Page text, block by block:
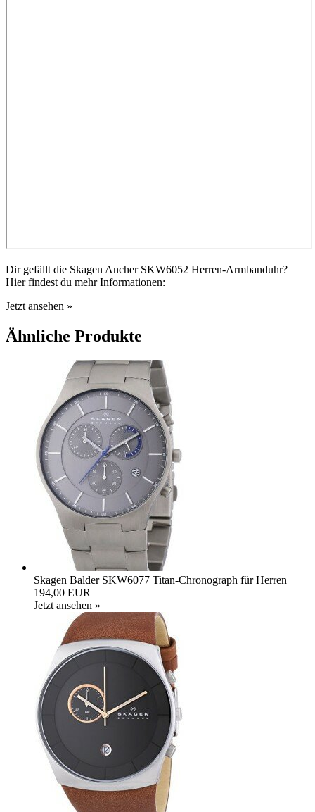
Dir gefällt die Skagen Ancher SKW6052 Herren-Armbanduhr?
Hier findest du mehr Informationen:
Jetzt ansehen »
Ähnliche Produkte
Skagen Balder SKW6077 Titan-Chronograph für Herren
194,00 EUR
Jetzt ansehen »